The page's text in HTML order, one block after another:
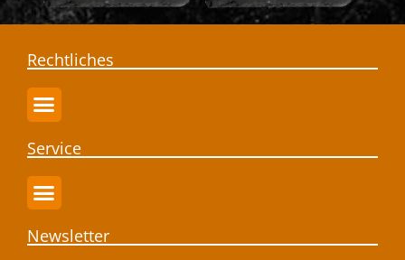
Rechtliches
Service
Newsletter